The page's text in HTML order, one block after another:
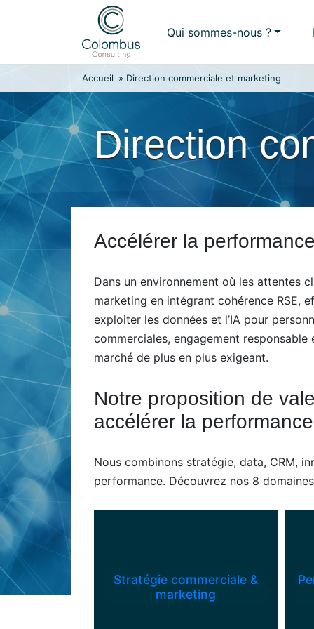
Qui sommes-nous ?
Accueil » Direction commerciale et marketing
Direction
Accélérer la
Dans un environnement où les attentes
marketing en intégrant cohérence RSE,
exploiter les données et l’IA pour
commerciales, engagement
marché de plus en plus exigeant.
Notre proposition de
accélérer la
Nous combinons stratégie, data, CRM,
performance. Découvrez nos 8
Stratégie commerciale &
marketing